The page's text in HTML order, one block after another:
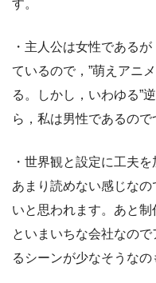
す。
・主人公は女性である
ているので，”萌えアニ
る。しかし，いわゆる”
ら，私は男性であるので
・世界観と設定に工夫
あまり読めない感じな
いと思われます。あと制
といまいちな会社なの
るシーンが少なそうなの